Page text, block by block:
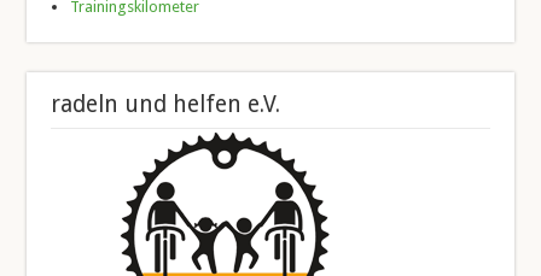
Trainingskilometer
radeln und helfen e.V.